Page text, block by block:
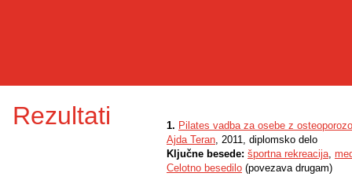
Rezultati 1. Pilates vadba za osebe z osteoporozo
Ajda Teran, 2011, diplomsko delo
Ključne besede: športna rekreacija,
Celotno besedilo (povezava drugam)